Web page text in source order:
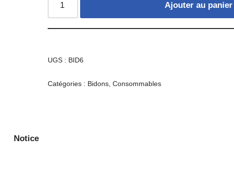
Ajouter au panier
UGS : BID6
Catégories : Bidons,Consommables
Notice